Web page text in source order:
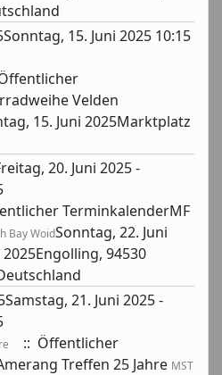
15. Juni 2025 10:15
Velden
15. Juni 2025Marktplatz
20. Juni 2025 -
TerminkalenderMF
Bay WoidSonntag, 22. Juni
94530
21. Juni 2025 -
:: Öffentlicher
Treffen 25 Jahre MST